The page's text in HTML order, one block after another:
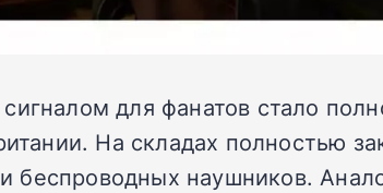
для фанатов стало
На складах полностью
беспроводных наушников.